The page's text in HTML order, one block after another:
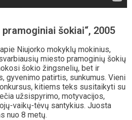
šokiai“, 2005
Niujorko mokyklų mokinius,
miesto pramoginių šokių
šokio žingsnelių, bet ir
gyvenimo patirtis, sunkumus. Vieni
kitiems teks susitaikyti su
užsispyrimo, motyvacijos,
vaikų-tėvų santykius. Juosta
nuo 8 metų.